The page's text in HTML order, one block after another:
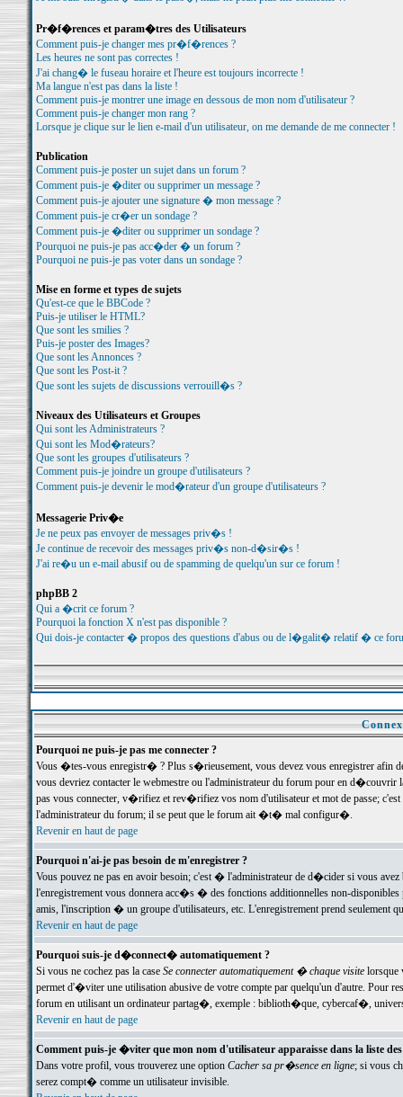
Pr�f�rences et param�tres des Utilisateurs
Comment puis-je changer mes pr�f�rences ?
Les heures ne sont pas correctes !
J'ai chang� le fuseau horaire et l'heure est toujours incorrecte !
Ma langue n'est pas dans la liste !
Comment puis-je montrer une image en dessous de mon nom d'utilisateur ?
Comment puis-je changer mon rang ?
Lorsque je clique sur le lien e-mail d'un utilisateur, on me demande de me connecter !
Publication
Comment puis-je poster un sujet dans un forum ?
Comment puis-je �diter ou supprimer un message ?
Comment puis-je ajouter une signature � mon message ?
Comment puis-je cr�er un sondage ?
Comment puis-je �diter ou supprimer un sondage ?
Pourquoi ne puis-je pas acc�der � un forum ?
Pourquoi ne puis-je pas voter dans un sondage ?
Mise en forme et types de sujets
Qu'est-ce que le BBCode ?
Puis-je utiliser le HTML?
Que sont les smilies ?
Puis-je poster des Images?
Que sont les Annonces ?
Que sont les Post-it ?
Que sont les sujets de discussions verrouill�s ?
Niveaux des Utilisateurs et Groupes
Qui sont les Administrateurs ?
Qui sont les Mod�rateurs?
Que sont les groupes d'utilisateurs ?
Comment puis-je joindre un groupe d'utilisateurs ?
Comment puis-je devenir le mod�rateur d'un groupe d'utilisateurs ?
Messagerie Priv�e
Je ne peux pas envoyer de messages priv�s !
Je continue de recevoir des messages priv�s non-d�sir�s !
J'ai re�u un e-mail abusif ou de spamming de quelqu'un sur ce forum !
phpBB 2
Qui a �crit ce forum ?
Pourquoi la fonction X n'est pas disponible ?
Qui dois-je contacter � propos des questions d'abus ou de l�galit� relatif � ce
Pourquoi ne puis-je pas me connecter ?
Vous �tes-vous enregistr� ? Plus s�rieusement, vous devez vous enregistrer
vous devriez contacter le webmestre ou l'administrateur du forum pour en
pas vous connecter, v�rifiez et rev�rifiez vos nom d'utilisateur et mot de passe;
l'administrateur du forum; il se peut que le forum ait �t� mal configur�.
Revenir en haut de page
Pourquoi n'ai-je pas besoin de m'enregistrer ?
Vous pouvez ne pas en avoir besoin; c'est � l'administrateur de d�cider si vous
l'enregistrement vous donnera acc�s � des fonctions additionnelles non-
amis, l'inscription � un groupe d'utilisateurs, etc. L'enregistrement prend seulement
Revenir en haut de page
Pourquoi suis-je d�connect� automatiquement ?
Si vous ne cochez pas la case Se connecter automatiquement � chaque visitelorsque
permet d'�viter une utilisation abusive de votre compte par quelqu'un d'autre. Pour
forum en utilisant un ordinateur partag�, exemple : biblioth�que, cybercaf�,
Revenir en haut de page
Comment puis-je �viter que mon nom d'utilisateur apparaisse dans la liste
Dans votre profil, vous trouverez une option Cacher sa pr�sence en ligne; si vous
serez compt� comme un utilisateur invisible.